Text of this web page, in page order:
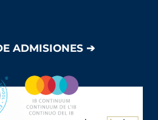
ADMISIONES ➔